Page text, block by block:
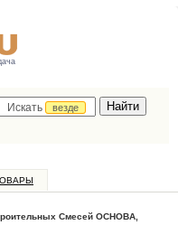
Искать
везде
Смесей ОСНОВА,